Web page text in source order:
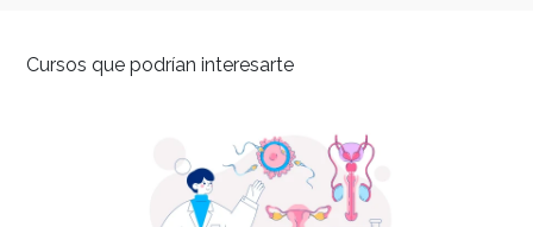
Cursos que podrían interesarte